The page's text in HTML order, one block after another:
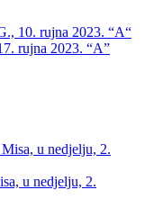
10. rujna 2023. “A“
rujna 2023. “A”
u nedjelju, 2.